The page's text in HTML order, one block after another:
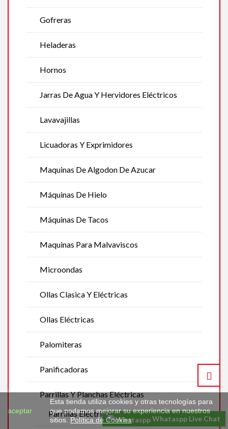
Gofreras
Heladeras
Hornos
Jarras De Agua Y Hervidores Eléctricos
Lavavajillas
Licuadoras Y Exprimidores
Maquinas De Algodon De Azucar
Máquinas De Hielo
Máquinas De Tacos
Maquinas Para Malvaviscos
Microondas
Ollas Clasica Y Eléctricas
Ollas Eléctricas
Palomiteras
Panificadoras
Parrillas Y Planchas Eléctricas
Parrillas Eléctricas
aceptar
Esta tienda utiliza cookies y otras tecnologías para
que podamos mejorar su experiencia en nuestros
sitios. Política de Cookies Whataspp Live Chat